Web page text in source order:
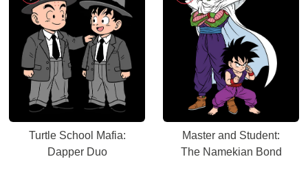
Turtle School Mafia:
Dapper Duo
Master and Student:
The Namekian Bond